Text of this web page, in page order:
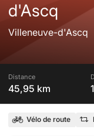
d'Ascq
Villeneuve-d'Ascq
Distance
45,95 km
Vélo de route